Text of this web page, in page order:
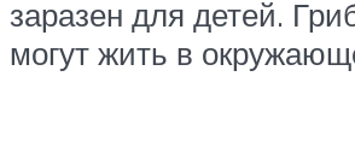
заразен для детей.
могут жить в